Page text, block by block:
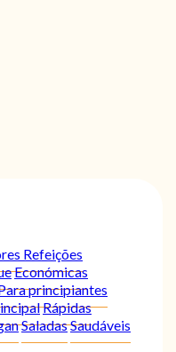
Refeições
Económicas
principiantes
Rápidas
SaladasSaudáveis